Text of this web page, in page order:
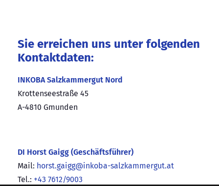
Sie erreichen uns unter folgenden
Kontaktdaten:
INKOBA Salzkammergut Nord
Krottenseestraße 45
A-4810 Gmunden
DI Horst Gaigg (Geschäftsführer)
Mail: horst.gaigg@inkoba-salzkammergut.at
Tel.: +43 7612/9003